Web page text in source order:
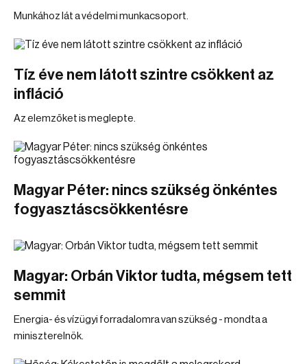
Munkához lát a védelmi munkacsoport.
Tíz éve nem látott szintre csökkent az
infláció
Az elemzőket is meglepte.
Magyar Péter: nincs szükség önkéntes
fogyasztáscsökkentésre
Magyar: Orbán Viktor tudta, mégsem tett
semmit
Energia- és vízügyi forradalomra van szükség - mondta a
miniszterelnök.